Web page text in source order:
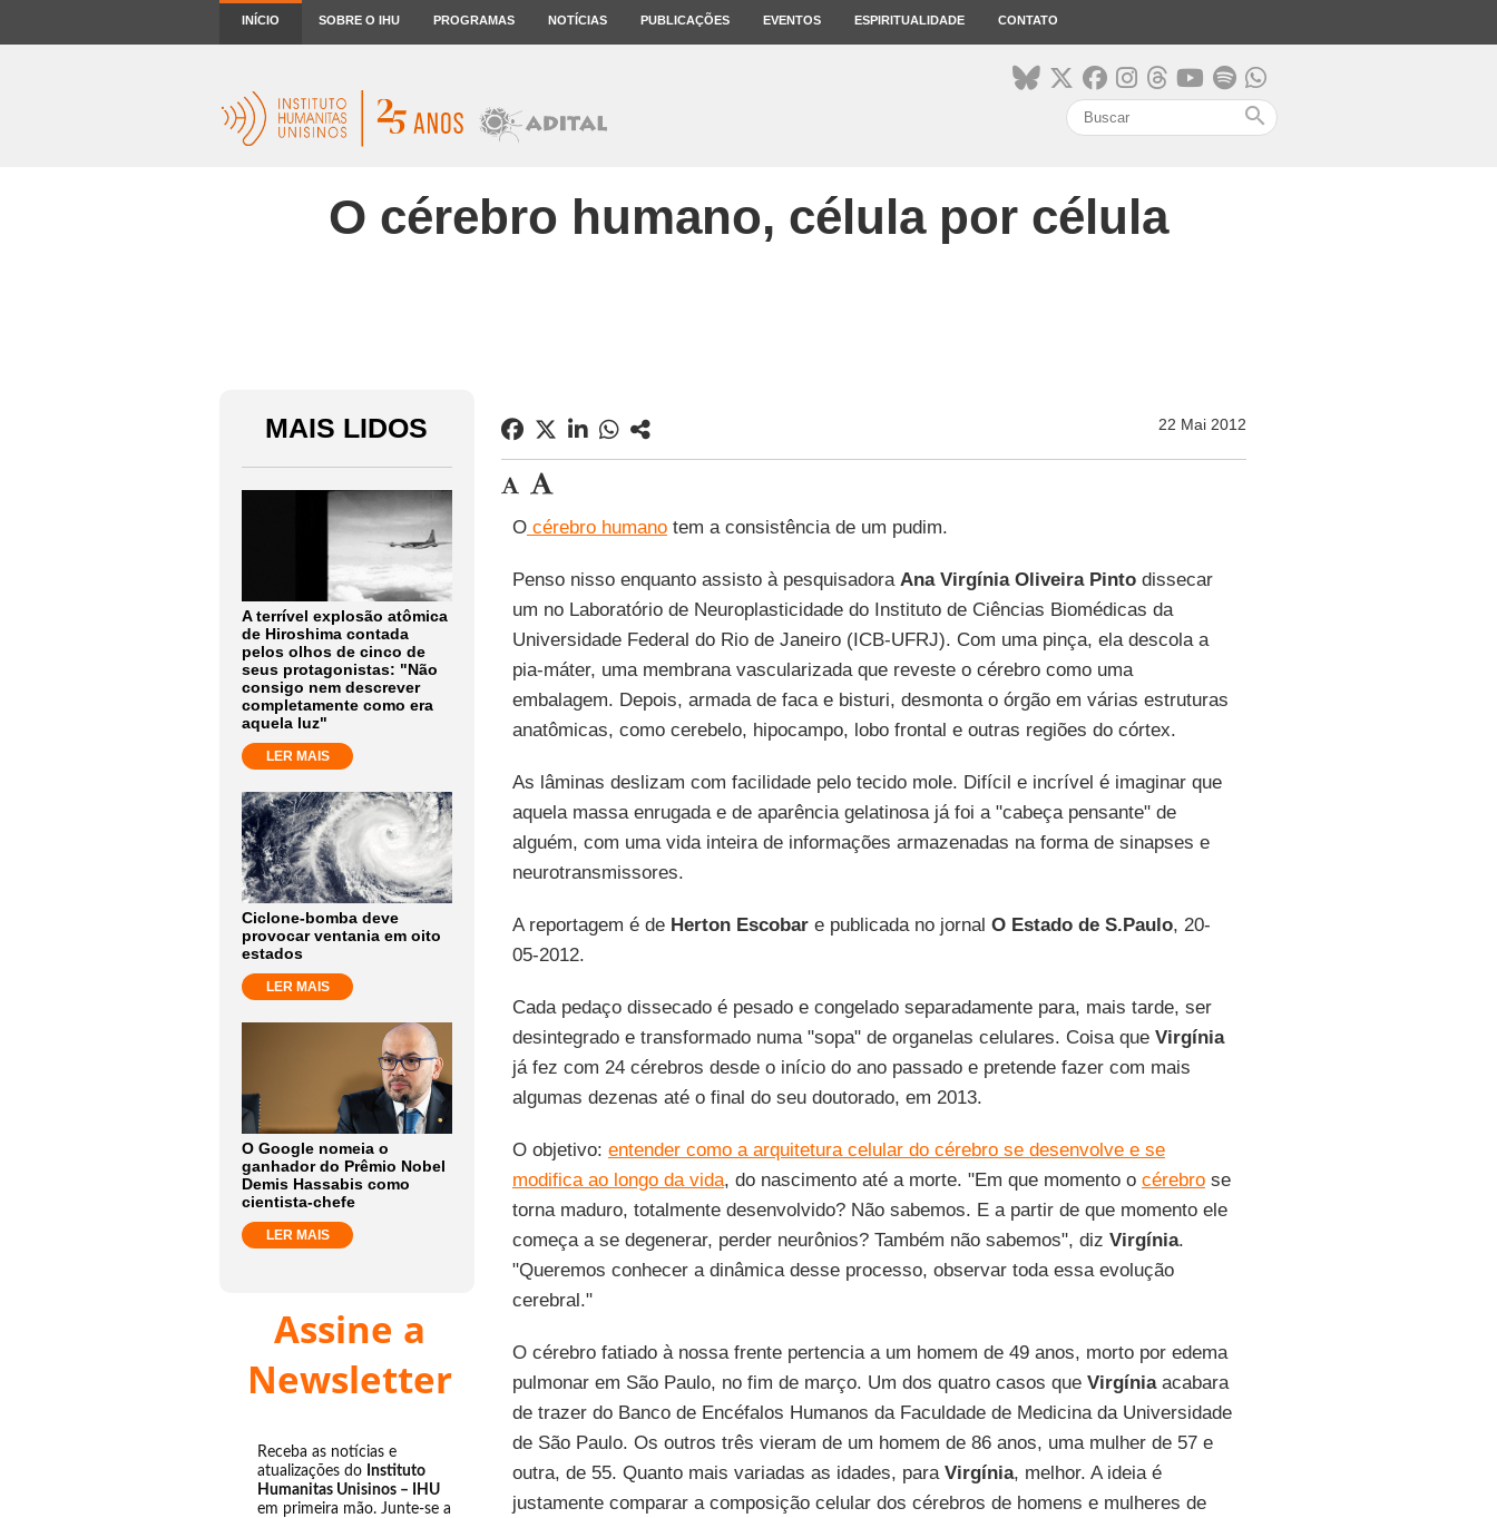
INÍCIO SOBRE O IHU PROGRAMAS NOTÍCIAS PUBLICAÇÕES EVENTOS ESPIRITUALIDADE CONTATO
search
O cérebro humano, célula por célula
MAIS LIDOS
A terrível explosão atômica
de Hiroshima contada
pelos olhos de cinco de
seus protagonistas: "Não
consigo nem descrever
completamente como era
aquela luz"
LER MAIS
Ciclone-bomba deve
provocar ventania em oito
estados
LER MAIS
O Google nomeia o
ganhador do Prêmio Nobel
Demis Hassabis como
cientista-chefe
LER MAIS
Assine a
Newsletter
Receba as notícias e
atualizações do Instituto
Humanitas Unisinos – IHU
em primeira mão. Junte-se a
22 Mai 2012
Océrebro humanotem a consistência de um pudim.
Penso nisso enquanto assisto à pesquisadora Ana Virgínia Oliveira Pintodissecar
um no Laboratório de Neuroplasticidade do Instituto de Ciências Biomédicas da
Universidade Federal do Rio de Janeiro (ICB-UFRJ). Com uma pinça, ela descola a
pia-máter, uma membrana vascularizada que reveste o cérebro como uma
embalagem. Depois, armada de faca e bisturi, desmonta o órgão em várias estruturas
anatômicas, como cerebelo, hipocampo, lobo frontal e outras regiões do córtex.
As lâminas deslizam com facilidade pelo tecido mole. Difícil e incrível é imaginar que
aquela massa enrugada e de aparência gelatinosa já foi a "cabeça pensante" de
alguém, com uma vida inteira de informações armazenadas na forma de sinapses e
neurotransmissores.
A reportagem é de Herton Escobare publicada no jornal O Estado de S.Paulo, 20-
05-2012.
Cada pedaço dissecado é pesado e congelado separadamente para, mais tarde, ser
desintegrado e transformado numa "sopa" de organelas celulares. Coisa que Virgínia
já fez com 24 cérebros desde o início do ano passado e pretende fazer com mais
algumas dezenas até o final do seu doutorado, em 2013.
O objetivo: entender como a arquitetura celular do cérebro se desenvolve e se
modifica ao longo da vida, do nascimento até a morte. "Em que momento o cérebrose
torna maduro, totalmente desenvolvido? Não sabemos. E a partir de que momento ele
começa a se degenerar, perder neurônios? Também não sabemos", diz Virgínia.
"Queremos conhecer a dinâmica desse processo, observar toda essa evolução
cerebral."
O cérebro fatiado à nossa frente pertencia a um homem de 49 anos, morto por edema
pulmonar em São Paulo, no fim de março. Um dos quatro casos que Virgíniaacabara
de trazer do Banco de Encéfalos Humanos da Faculdade de Medicina da Universidade
de São Paulo. Os outros três vieram de um homem de 86 anos, uma mulher de 57 e
outra, de 55. Quanto mais variadas as idades, para Virgínia, melhor. A ideia é
justamente comparar a composição celular dos cérebros de homens e mulheres de